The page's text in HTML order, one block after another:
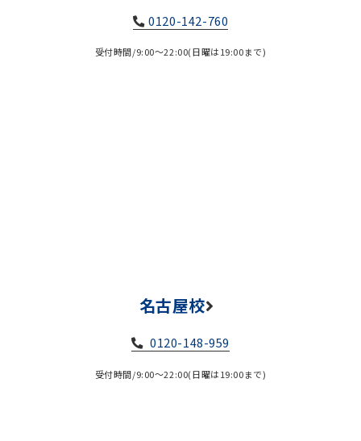
0120-142-760
受付時間/9:00～22:00(日曜は19:00まで)
名古屋校
0120-148-959
受付時間/9:00～22:00(日曜は19:00まで)